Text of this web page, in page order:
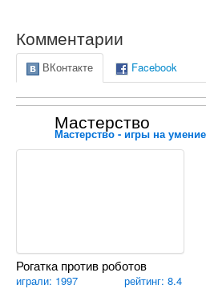
Комментарии
ВКонтакте Facebook
Мастерство
Мастерство - игры на
Рогатка против роботов
играли: 1997 рейтинг: 8.4